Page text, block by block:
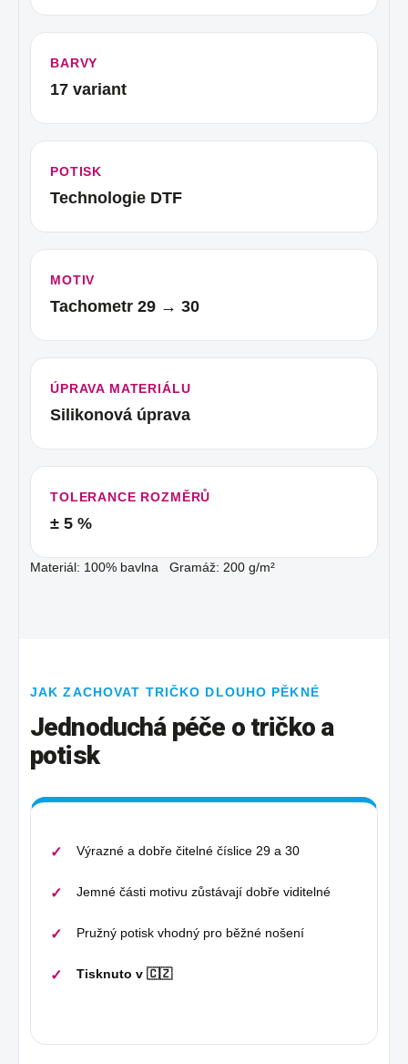
BARVY
17 variant
POTISK
Technologie DTF
MOTIV
Tachometr 29 → 30
ÚPRAVA MATERIÁLU
Silikonová úprava
TOLERANCE ROZMĚRŮ
± 5 %
Materiál: 100% bavlna Gramáž: 200 g/m²
JAK ZACHOVAT TRIČKO DLOUHO PĚKNÉ
Jednoduchá péče o tričko a
potisk
Výrazné a dobře čitelné číslice 29 a 30
Jemné části motivu zůstávají dobře viditelné
Pružný potisk vhodný pro běžné nošení
Tisknuto v 🇨🇿